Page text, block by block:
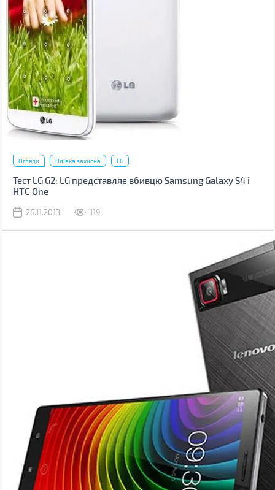
Огляди Плівка захисна LG
Тест LG G2: LG представляє вбивцю Samsung Galaxy S4 і
HTC One
26.11.2013 119